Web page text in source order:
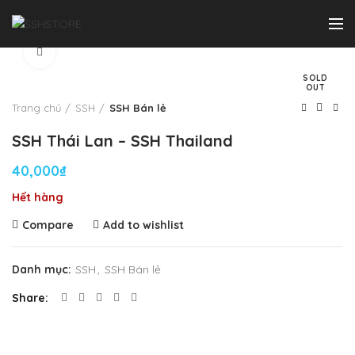
SOLD
OUT
Trang chủ SSH SSH Bán lẻ
SSH Thái Lan – SSH Thailand
40,000₫
Hết hàng
Compare
Add to wishlist
Danh mục: SSH, SSH Bán lẻ
Share